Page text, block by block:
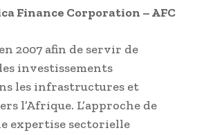
Finance Corporation – AFC
en 2007 afin de servir de
investissements
les infrastructures et
l’Afrique. L’approche de
expertise sectorielle